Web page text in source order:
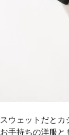
スウェットだとカ
お手持ちの洋服と